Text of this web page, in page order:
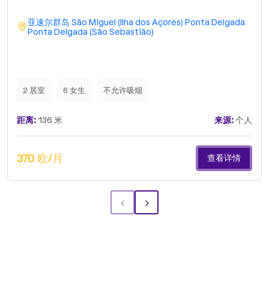
亚速尔群岛 São Miguel (Ilha dos Açores) Ponta Delgada
Ponta Delgada (São Sebastião)
2 居室 6 女生 不允许吸烟
距离:136 米 来源:个人
370 欧/月 查看详情
‹ ›